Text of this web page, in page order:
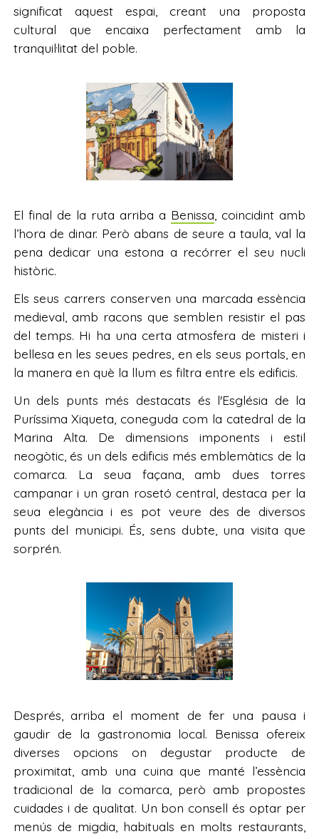
significat aquest espai, creant una proposta
cultural que encaixa perfectament amb la
tranquil·litat del poble.
El final de la ruta arriba a Benissa , coincidint amb
l’hora de dinar. Però abans de seure a taula, val la
pena dedicar una estona a recórrer el seu nucli
històric.
Els seus carrers conserven una marcada essència
medieval, amb racons que semblen resistir el pas
del temps. Hi ha una certa atmosfera de misteri i
bellesa en les seues pedres, en els seus portals, en
la manera en què la llum es filtra entre els edificis.
Un dels punts més destacats és l'Església de la
Puríssima Xiqueta, coneguda com la catedral de la
Marina Alta. De dimensions imponents i estil
neogòtic, és un dels edificis més emblemàtics de la
comarca. La seua façana, amb dues torres
campanar i un gran rosetó central, destaca per la
seua elegància i es pot veure des de diversos
punts del municipi. És, sens dubte, una visita que
sorprén.
Després, arriba el moment de fer una pausa i
gaudir de la gastronomia local. Benissa ofereix
diverses opcions on degustar producte de
proximitat, amb una cuina que manté l’essència
tradicional de la comarca, però amb propostes
cuidades i de qualitat. Un bon consell és optar per
menús de migdia, habituals en molts restaurants,